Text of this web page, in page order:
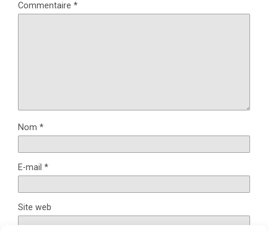
Commentaire *
Nom *
E-mail *
Site web